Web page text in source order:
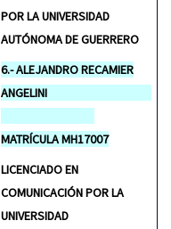
POR LA UNIVERSIDAD
AUTÓNOMA DE GUERRERO
6.- ALEJANDRO RECAMIER
ANGELINI
MATRÍCULA MH17007
LICENCIADO EN
COMUNICACIÓN POR LA
UNIVERSIDAD